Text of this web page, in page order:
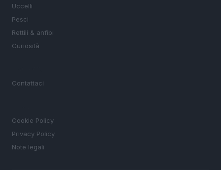
Uccelli
Pesci
Rettili & anfibi
Curiosità
Contattaci
Cookie Policy
Privacy Policy
Note legali